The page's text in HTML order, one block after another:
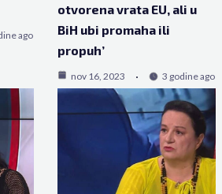
ago
otvorena vrata EU, ali u
BiH ubi promaha ili
propuh’
nov 16, 2023 3 godine ago